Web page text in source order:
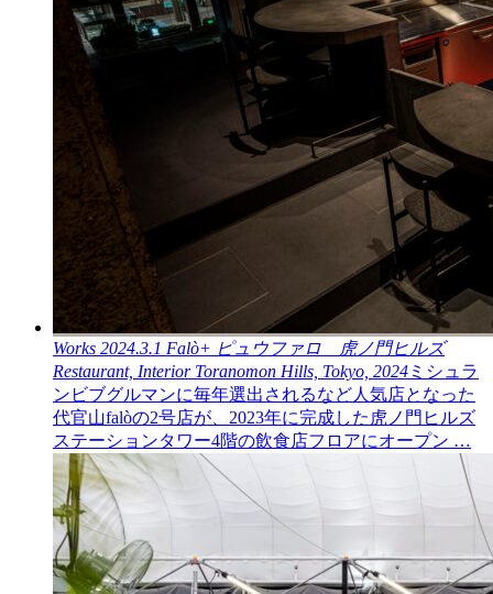
Works 2024.3.1 Falò+ ピュウファロ 虎ノ門ヒルズ
Restaurant, Interior Toranomon Hills, Tokyo, 2024 ミシュラ
ンビブグルマンに毎年選出されるなど人気店となった
代官山falòの2号店が、2023年に完成した虎ノ門ヒルズ
ステーションタワー4階の飲食店フロアにオープン …